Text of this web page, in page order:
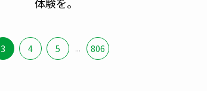
3 4 5 ... 806